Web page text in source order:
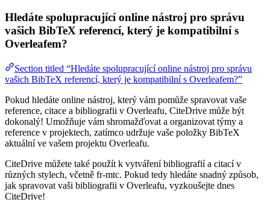
Hledáte spolupracující online nástroj pro správu
vašich BibTeX referencí, který je kompatibilní s
Overleafem?
Section titled “Hledáte spolupracující online nástroj pro správu
vašich BibTeX referencí, který je kompatibilní s Overleafem?”
Pokud hledáte online nástroj, který vám pomůže spravovat vaše
reference, citace a bibliografii v Overleafu, CiteDrive může být
dokonalý! Umožňuje vám shromažďovat a organizovat týmy a
reference v projektech, zatímco udržuje vaše položky BibTeX
aktuální ve vašem projektu Overleafu.
CiteDrive můžete také použít k vytváření bibliografií a citací v
různých stylech, včetně fr-mtc. Pokud tedy hledáte snadný způsob,
jak spravovat vaši bibliografii v Overleafu, vyzkoušejte dnes
CiteDrive!